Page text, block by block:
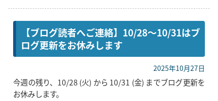
【ブログ読者へご連絡】10/28〜10/31はブ
ログ更新をお休みします
2025年10月27日
今週の残り、10/28 (火) から 10/31 (金) までブログ更新を
お休みします。